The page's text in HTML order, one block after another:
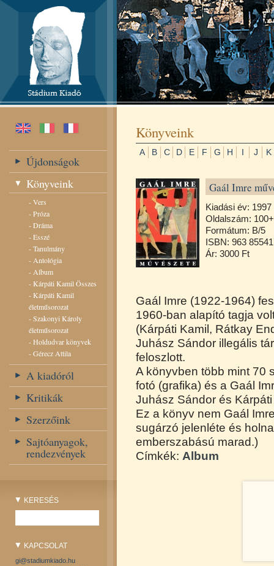
Újdonságok
Könyveink
-Vers
-Próza
-Dráma
-Esszé
-Tanulmány
- Antológia
- Album
-Kárpáti Kamil Összes
-Kárpáti Kamil
életműsorozat
-Szakonyi Károly
életműsorozat
-Holdudvar könyvek
-Gérecz Attila
A kiadóról
Kritikák
Szerzőink
Sajtóanyagok,
rendezvények
KERESÉS
KAPCSOLAT
gi@stadiumkiado.hu
Könyveink
A B C D E F G H I J K
Gaál Imre
Kiadási év: 1997
Oldalszám:
Formátum: B/5
ISBN: 963
Ár: 3000 Ft
Gaál Imre (1922-1964)
1960-ban alapító tagja
(Kárpáti Kamil, Rátkay
Juhász Sándor illegális
feloszlott.
A könyvben több mint 70
fotó (grafika) és a Gaál
Juhász Sándor és
Ez a könyv nem Gaál
sugárzó jelenléte és
emberszabású marad.)
Címkék: Album